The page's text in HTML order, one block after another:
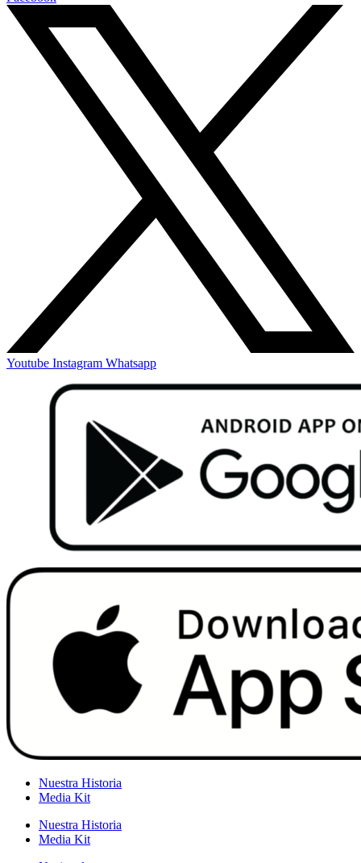
Youtube Instagram Whatsapp
Nuestra Historia
Media Kit
Nuestra Historia
Media Kit